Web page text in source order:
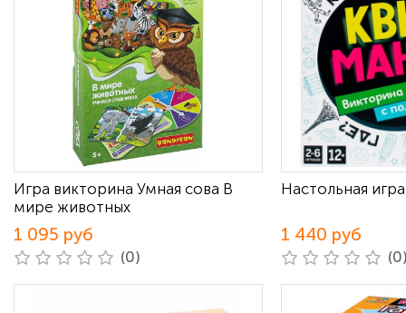
Игра викторина Умная сова В
мире животных
1 095 руб
(0)
Настольная
1 440 руб